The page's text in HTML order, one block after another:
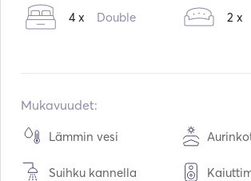
Polttoainetyyppi:Diesel
4 x Double 2 x
Mukavuudet:
Lämmin vesi
Suihku kannella